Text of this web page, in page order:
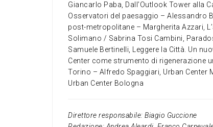
Giancarlo Paba, Dall’Outlook Tower alla
Osservatori del paesaggio – Alessandro
post-metropolitane – Margherita Azzari,
Solimano / Sabrina Tosi Cambini,
Samuele Bertinelli, Leggere la Città. Un
Center come strumento di rigenerazione
Torino – Alfredo Spaggiari, Urban Center
Urban Center Bologna
Direttore responsabile: Biagio Guccione